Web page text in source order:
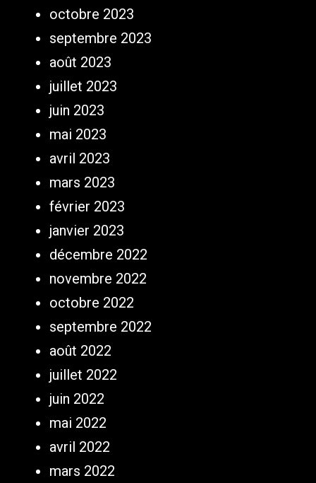
octobre 2023
septembre 2023
août 2023
juillet 2023
juin 2023
mai 2023
avril 2023
mars 2023
février 2023
janvier 2023
décembre 2022
novembre 2022
octobre 2022
septembre 2022
août 2022
juillet 2022
juin 2022
mai 2022
avril 2022
mars 2022